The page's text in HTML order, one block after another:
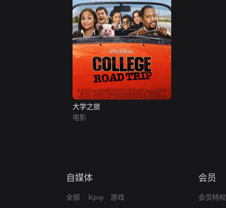
大学之旅
电影
自媒体
全部 Kpop 游戏
会员
会员特权